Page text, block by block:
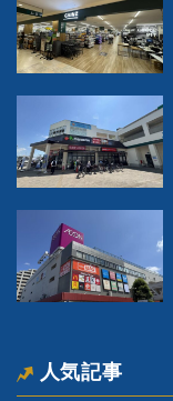
人気記事